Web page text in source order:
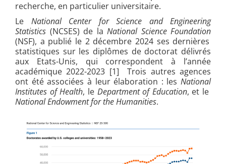
recherche, en particulier universitaire.
Le National Center for Science and Engineering
Statistics (NCSES) de la National Science Foundation
(NSF), a publié le 2 décembre 2024 ses dernières
statistiques sur les diplômes de doctorat délivrés
aux Etats-Unis, qui correspondent à l’année
académique 2022-2023 [1] Trois autres agences
ont été associées à leur élaboration : les National
Institutes of Health, le Department of Education, et le
National Endowment for the Humanities.